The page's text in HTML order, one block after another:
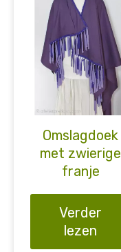
Omslagdoek
met zwierige
franje
Verder
lezen